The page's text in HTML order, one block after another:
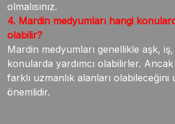
olmalısınız.
4. Mardin medyumları hangi
olabilir?
Mardin medyumları genellikle aşk, iş,
konularda yardımcı olabilirler.
farklı uzmanlık alanları olabileceğini
önemlidir.